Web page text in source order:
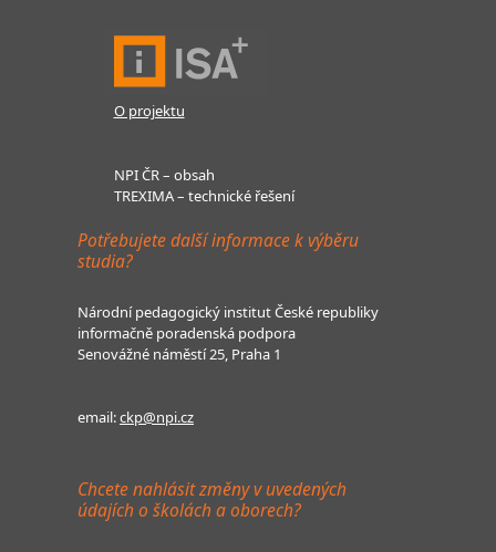
O projektu
NPI ČR – obsah
TREXIMA – technické řešení
Potřebujete další informace k výběru
studia?
Národní pedagogický institut České republiky
informačně poradenská podpora
Senovážné náměstí 25, Praha 1
email:ckp@npi.cz
Chcete nahlásit změny v uvedených
údajích o školách a oborech?